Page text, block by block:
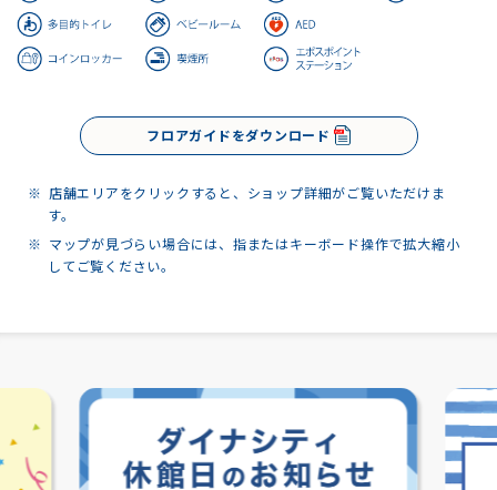
フロアガイドをダウンロード
店舗エリアをクリックすると、ショップ詳細がご覧いただけま
す。
マップが見づらい場合には、指またはキーボード操作で拡大縮小
してご覧ください。